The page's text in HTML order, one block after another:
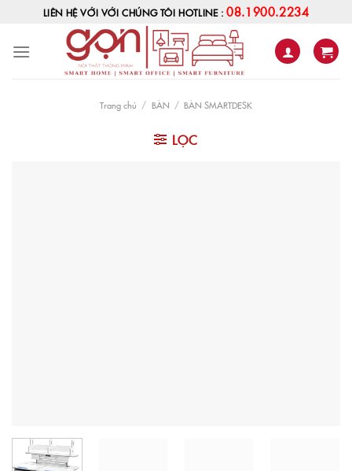
content
LIÊN HỆ VỚI VỚI CHÚNG TÔI HOTLINE :08.1900.2234
Trang chủ / BÀN / BÀN SMARTDESK
LỌC